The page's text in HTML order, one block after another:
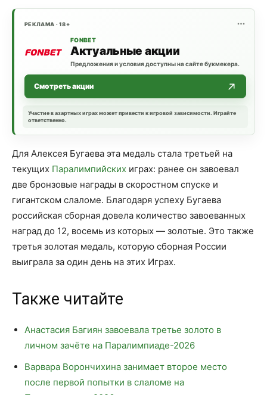
РЕКЛАМА · 18+
FONBET
Актуальные акции
Предложения и условия доступны на сайте букмекера.
Смотреть акции
Участие в азартных играх может привести к игровой зависимости. Играйте
ответственно.
Для Алексея Бугаева эта медаль стала третьей на
текущих Паралимпийских играх: ранее он завоевал
две бронзовые награды в скоростном спуске и
гигантском слаломе. Благодаря успеху Бугаева
российская сборная довела количество завоеванных
наград до 12, восемь из которых — золотые. Это также
третья золотая медаль, которую сборная России
выиграла за один день на этих Играх.
Также читайте
Анастасия Багиян завоевала третье золото в
личном зачёте на Паралимпиаде-2026
Варвара Ворончихина занимает второе место
после первой попытки в слаломе на